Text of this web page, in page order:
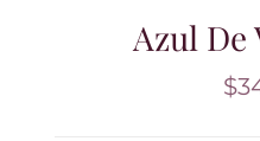
Azul De
$